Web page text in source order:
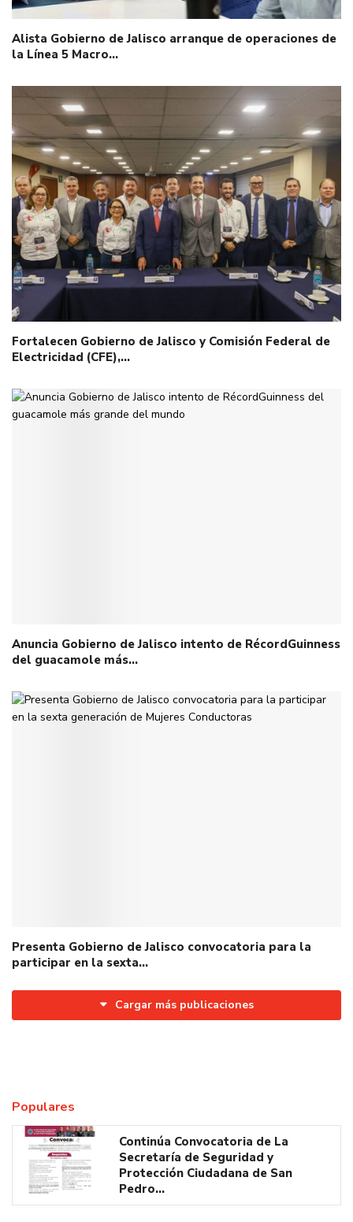
Alista Gobierno de Jalisco arranque de operaciones de
la Línea 5 Macro…
Fortalecen Gobierno de Jalisco y Comisión Federal de
Electricidad (CFE),…
Anuncia Gobierno de Jalisco intento de RécordGuinness
del guacamole más…
Presenta Gobierno de Jalisco convocatoria para la
participar en la sexta…
Cargar más publicaciones
Populares
Continúa Convocatoria de La
Secretaría de Seguridad y
Protección Ciudadana de San
Pedro…